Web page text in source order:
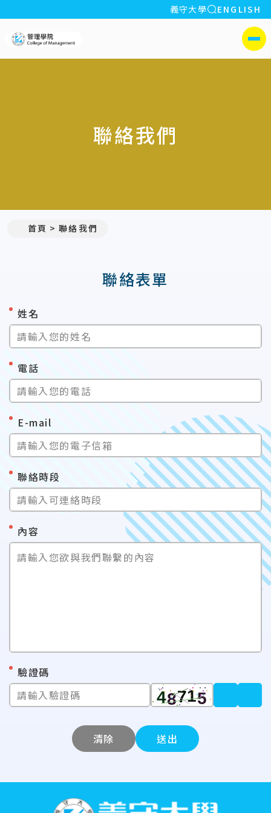
:::
義守大學 全站搜索
ENGLISH
側選單
聯絡我們
首頁 聯絡我們
聯絡表單
姓名
*
請輸入您的姓名
電話
*
請輸入您的電話
E-mail
*
請輸入您的電子信箱
聯絡時段
*
請輸入可連絡時段
內容
*
請輸入您欲與我們聯繫的內容
驗證碼
*
請輸入驗證碼
清除 送出